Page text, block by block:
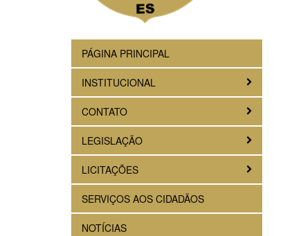
PÁGINA PRINCIPAL
INSTITUCIONAL
CONTATO
LEGISLAÇÃO
LICITAÇÕES
SERVIÇOS AOS CIDADÃOS
NOTÍCIAS